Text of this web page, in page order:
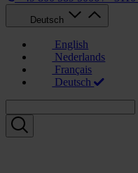
Deutsch
English
Nederlands
Français
Deutsch